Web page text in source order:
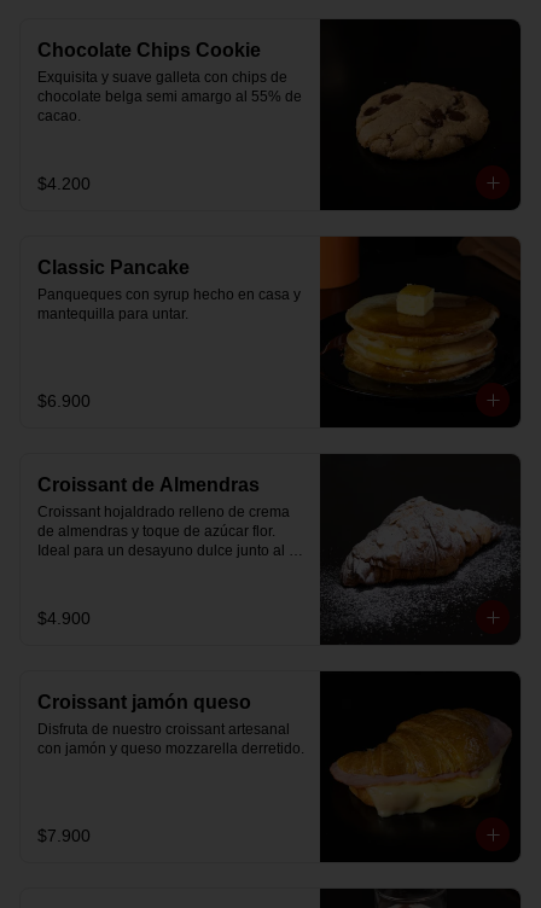
Chocolate Chips Cookie
Exquisita y suave galleta con chips de
chocolate belga semi amargo al 55% de
cacao.
$4.200
Classic Pancake
Panqueques con syrup hecho en casa y
mantequilla para untar.
$6.900
Croissant de Almendras
Croissant hojaldrado relleno de crema
de almendras y toque de azúcar flor.
Ideal para un desayuno dulce junto al
$4.900
Croissant jamón queso
Disfruta de nuestro croissant artesanal
con jamón y queso mozzarella derretido.
$7.900